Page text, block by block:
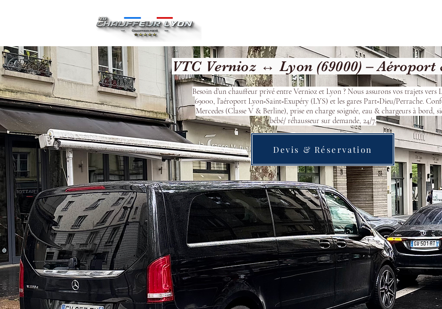
VTC Vernioz ↔ Lyon (69000) – Aéroport
Besoin d’un chauffeur privé entre Vernioz et Lyon ? Nous assurons vos trajets vers
69000, l’aéroport Lyon‑Saint‑Exupéry (LYS) et les gares Part‑Dieu/Perrache.
Mercedes (Classe V & Berline), prise en charge soignée, eau & chargeurs à bord,
bébé/ réhausseur sur demande, 24/7.
Devis & Réservation